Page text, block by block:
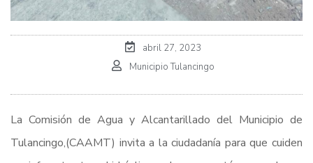
abril 27, 2023
Municipio Tulancingo
La Comisión de Agua y Alcantarillado del Municipio de
Tulancingo,(CAAMT) invita a la ciudadanía para que cuiden